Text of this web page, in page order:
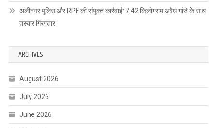
अलीनगर पुलिस और RPF की संयुक्त कार्रवाई: 7.42 किलोग्राम अवैध गांजे के साथ
तस्कर गिरफ्तार
ARCHIVES
August 2026
July 2026
June 2026